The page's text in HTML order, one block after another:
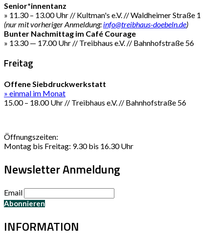
Senior*innentanz
» 11.30 – 13.00 Uhr // Kultman's e.V. // Waldheimer Straße 1
(nur mit vorheriger Anmeldung: info@treibhaus-doebeln.de)
Bunter Nachmittag im Café Courage
» 13.30 — 17.00 Uhr // Treibhaus e.V. // Bahnhofstraße 56
Freitag
Offene Siebdruckwerkstatt
» einmal im Monat
15.00 – 18.00 Uhr // Treibhaus e.V. // Bahnhofstraße 56
Öffnungszeiten:
Montag bis Freitag: 9.30 bis 16.30 Uhr
Newsletter Anmeldung
Email
INFORMATION